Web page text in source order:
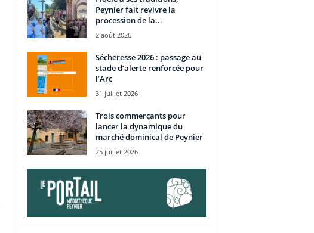
Peynier fait revivre la
procession de la...
2 août 2026
Sécheresse 2026 : passage au
stade d’alerte renforcée pour
l’Arc
31 juillet 2026
Trois commerçants pour
lancer la dynamique du
marché dominical de Peynier
25 juillet 2026